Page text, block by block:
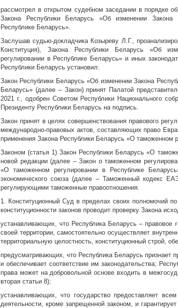
рассмотрел в открытом судебном заседании в порядке
Закона Республики Беларусь «Об изменении
Республике Беларусь».
Заслушав судью-докладчика Козыреву Л.Г.,
Конституция), Закона Республики Беларусь «Об
регулировании в Республике Беларусь» и иных
Республики Беларусь установил:
Закон Республики Беларусь «Об изменении Закона
Беларусь» (далее – Закон) принят Палатой
2021 г., одобрен Советом Республики Национального
Президенту Республики Беларусь на подпись.
Закон принят в целях совершенствования правового
международно-правовых актов, составляющих право
применения Закона Республики Беларусь «О таможенном
Законом (статья 1) Закон Республики Беларусь «О
новой редакции (далее – Закон о таможенном
«О таможенном регулировании в Республике
экономического союза (далее – Таможенный кодекс
регулирующими таможенные правоотношения.
1. Конституционный Суд в пределах своих полномочий
конституционности законов проводит проверку Закона
устанавливающих, что Республика Беларусь – правовое
своей территории, самостоятельно осуществляет
территориальную целостность, конституционный строй,
предусматривающих, что Республика Беларусь признает
и обеспечивает соответствие им законодательства;
права может на добровольной основе входить в
вторая статьи 8);
устанавливающих, что государство предоставляет
деятельности, кроме запрещенной законом, и